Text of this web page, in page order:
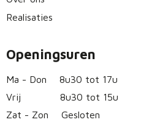
Realisaties
Openingsuren
Ma - Don
8u30 tot 17u
Vrij
8u30 tot 15u
Zat - Zon
Gesloten